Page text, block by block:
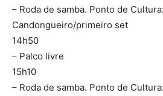
– Roda de samba. Ponto de Cultura:
Candongueiro/primeiro set
14h50
– Palco livre
15h10
– Roda de samba. Ponto de Cultura: